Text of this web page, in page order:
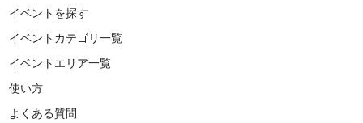
イベントを探す
イベントカテゴリ一覧
イベントエリア一覧
使い方
よくある質問